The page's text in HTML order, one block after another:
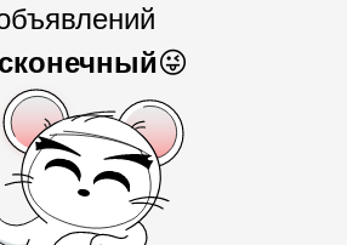
😜